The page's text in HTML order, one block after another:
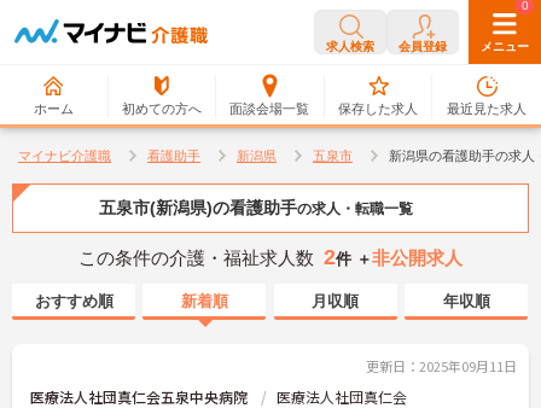
求人検索 会員登録 メニュー
ホーム 初めての方へ 面談会場一覧
0
保存した求人
0
最近見た求人
マイナビ介護職 看護助手 新潟県 五泉市 新潟県の看護助手の求人
五泉市(新潟県)の看護助手の求人・転職一覧
この条件の介護・福祉求人数 2件 ＋非公開求人
おすすめ順 新着順 月収順 年収順
更新日：2025年09月11日
医療法人社団真仁会五泉中央病院 医療法人社団真仁会